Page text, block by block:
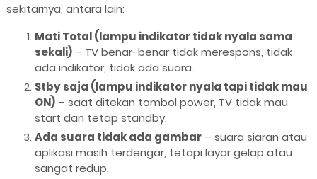
sekitarnya, antara lain:
Mati Total (lampu indikator tidak nyala sama
sekali)– TV benar-benar tidak merespons, tidak
ada indikator, tidak ada suara.
Stby saja (lampu indikator nyala tapi tidak mau
ON)– saat ditekan tombol power, TV tidak mau
start dan tetap standby.
Ada suara tidak ada gambar– suara siaran atau
aplikasi masih terdengar, tetapi layar gelap atau
sangat redup.